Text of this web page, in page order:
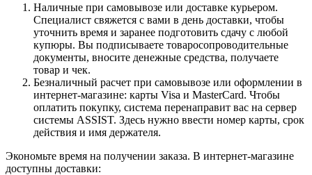
Наличные при самовывозе или доставке курьером.
Специалист свяжется с вами в день доставки, чтобы
уточнить время и заранее подготовить сдачу с любой
купюры. Вы подписываете товаросопроводительные
документы, вносите денежные средства, получаете
товар и чек.
Безналичный расчет при самовывозе или оформлении в
интернет-магазине: карты Visa и MasterCard. Чтобы
оплатить покупку, система перенаправит вас на сервер
системы ASSIST. Здесь нужно ввести номер карты, срок
действия и имя держателя.
Экономьте время на получении заказа. В интернет-магазине
доступны доставки: